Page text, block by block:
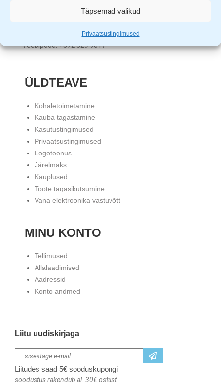
Täpsemad valikud
Privaatsustingimused
Klienditugi: E-R 9.00 – 17.00
Tallinna pood: +372 5982 2530
Veebipood: +372 529 9817
ÜLDTEAVE
Kohaletoimetamine
Kauba tagastamine
Kasutustingimused
Privaatsustingimused
Logoteenus
Järelmaks
Kauplused
Toote tagasikutsumine
Vana elektroonika vastuvõtt
MINU KONTO
Tellimused
Allalaadimised
Aadressid
Konto andmed
Liitu uudiskirjaga
Liitudes saad 5€ sooduskupongi
soodustus rakendub al. 30€ ostust